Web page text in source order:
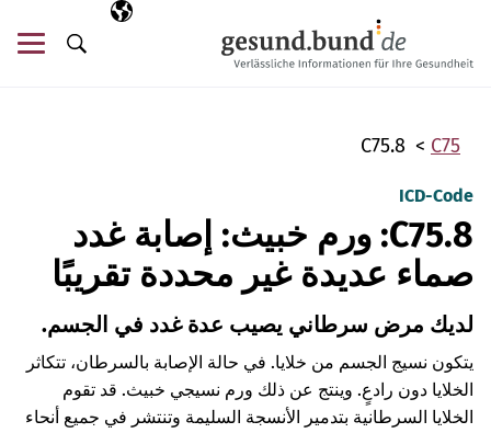
اللغة المختارة
AR
البحث
C75
C75.8
ICD-Code
C75.8: ورم خبيث: إصابة غدد
صماء عديدة غير محددة تقريبًا
لديك مرض سرطاني يصيب عدة غدد في الجسم.
يتكون نسيج الجسم من خلايا. في حالة الإصابة بالسرطان، تتكاثر
الخلايا دون رادعٍ. وينتج عن ذلك ورم نسيجي خبيث. قد تقوم
الخلايا السرطانية بتدمير الأنسجة السليمة وتنتشر في جميع أنحاء